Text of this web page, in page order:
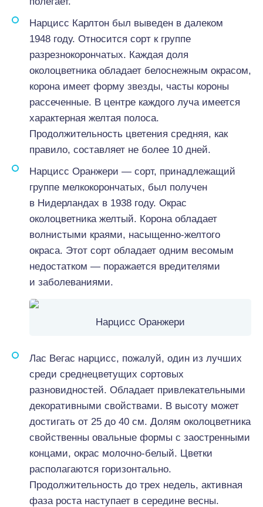
Нарцисс Карлтон был выведен в далеком
1948 году. Относится сорт к группе
разрезнокорончатых. Каждая доля
околоцветника обладает белоснежным окрасом,
корона имеет форму звезды, часты короны
рассеченные. В центре каждого луча имеется
характерная желтая полоса.
Продолжительность цветения средняя, как
правило, составляет не более 10 дней.
Нарцисс Оранжери — сорт, принадлежащий
группе мелкокорончатых, был получен
в Нидерландах в 1938 году. Окрас
околоцветника желтый. Корона обладает
волнистыми краями, насыщенно-желтого
окраса. Этот сорт обладает одним весомым
недостатком — поражается вредителями
и заболеваниями.
Нарцисс Оранжери
Лас Вегас нарцисс, пожалуй, один из лучших
среди среднецветущих сортовых
разновидностей. Обладает привлекательными
декоративными свойствами. В высоту может
достигать от 25 до 40 см. Долям околоцветника
свойственны овальные формы с заостренными
концами, окрас молочно-белый. Цветки
располагаются горизонтально.
Продолжительность до трех недель, активная
фаза роста наступает в середине весны.